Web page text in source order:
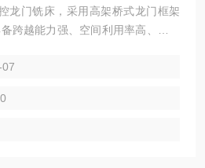
龙门铣床，采用高架桥式龙门框架
跨越能力强、空间利用率高、加工
持铣、钻、镗、攻丝及五面复合加